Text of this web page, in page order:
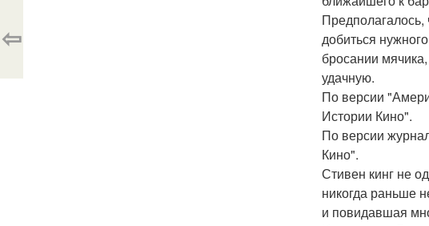
добиться
бросании
удачную.
По версии
Истории Кино".
По версии
Кино".
Стивен кинг не
никогда раньше
и повидавшая
⇦